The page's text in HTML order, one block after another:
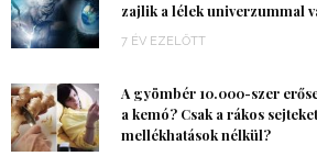
zajlik a lélek univerzummal
7 ÉV EZELŐTT
A gyömbér 10.000-szer
a kemó? Csak a rákos
mellékhatások nélkül?